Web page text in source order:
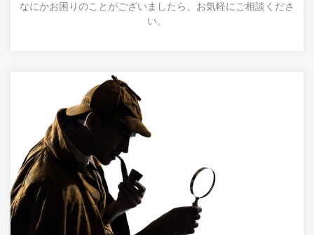
なにかお困りのことがございましたら、お気軽にご相談くださ
い。